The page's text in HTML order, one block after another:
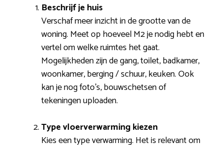
Beschrijf je huis
Verschaf meer inzicht in de grootte van de
woning. Meet op hoeveel M2 je nodig hebt en
vertel om welke ruimtes het gaat.
Mogelijkheden zijn de gang, toilet, badkamer,
woonkamer, berging / schuur, keuken. Ook
kan je nog foto’s, bouwschetsen of
tekeningen uploaden.
Type vloerverwarming kiezen
Kies een type verwarming. Het is relevant om